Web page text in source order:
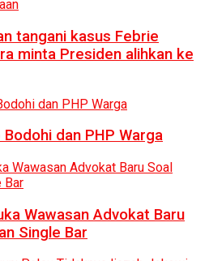
tangani kasus Febrie
minta Presiden alihkan ke
dan PHP Warga
Wawasan Advokat Baru
Single Bar